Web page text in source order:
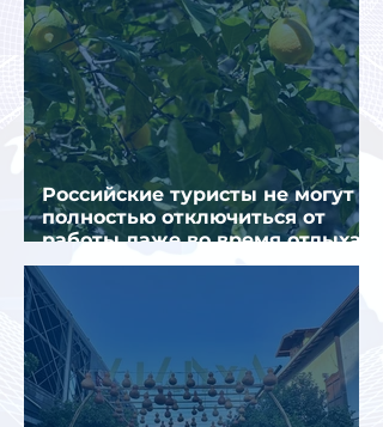
Российские туристы не могут
полностью отключиться от
работы даже во время отдыха
в Турции